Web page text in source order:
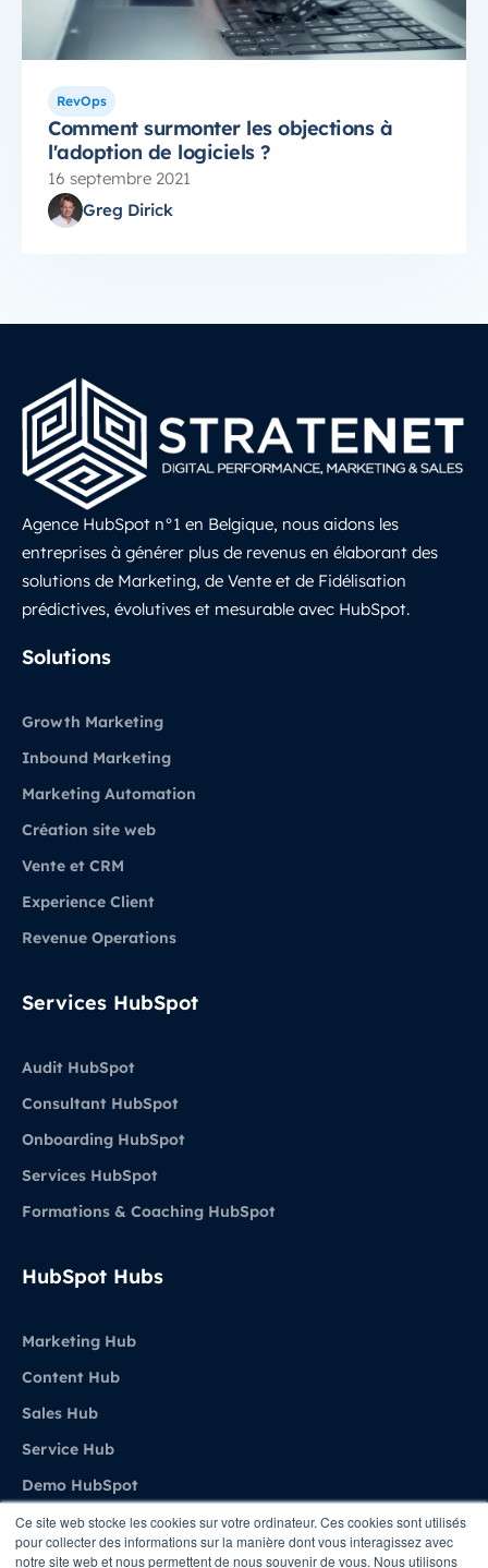
Ce site web stocke les cookies sur votre ordinateur. Ces cookies sont utilisés
pour collecter des informations sur la manière dont vous interagissez avec
notre site web et nous permettent de nous souvenir de vous. Nous utilisons
RevOps
Comment surmonter les objections à
l'adoption de logiciels ?
16 septembre 2021
Greg Dirick
Agence HubSpot n°1 en Belgique, nous aidons les
entreprises à générer plus de revenus en élaborant des
solutions de Marketing, de Vente et de Fidélisation
prédictives, évolutives et mesurable avec HubSpot.
Solutions
Growth Marketing
Inbound Marketing
Marketing Automation
Création site web
Vente et CRM
Experience Client
Revenue Operations
Services HubSpot
Audit HubSpot
Consultant HubSpot
Onboarding HubSpot
Services HubSpot
Formations & Coaching HubSpot
HubSpot Hubs
Marketing Hub
Content Hub
Sales Hub
Service Hub
Demo HubSpot
Agence